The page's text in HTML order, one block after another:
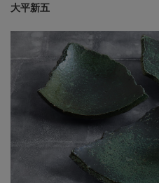
大平新五